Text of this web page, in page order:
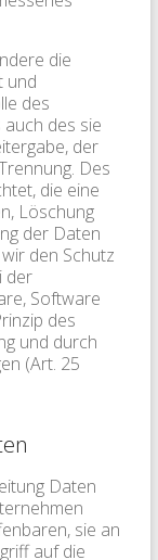
die
und
des
des sie
der
Des
die eine
Löschung
der Daten
den Schutz
der
Software
des
und durch
(Art. 25
Daten
sie an
auf die